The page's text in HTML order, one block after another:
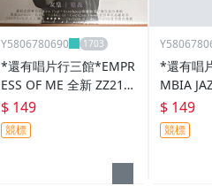
Y5806780690
*還有唱片行三館*EMPR
ESS OF ME 全新 ZZ212
45
$ 149
競標
*還有唱
MBIA
二手
$ 149
競標